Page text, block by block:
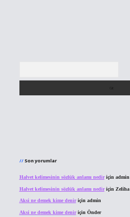
Son yorumlar
Halvet kelimesinin sözlük anlamı nediriçin admin
Halvet kelimesinin sözlük anlamı nediriçin Zeliha
Aksi ne demek kime deniriçin admin
Aksi ne demek kime deniriçin Önder